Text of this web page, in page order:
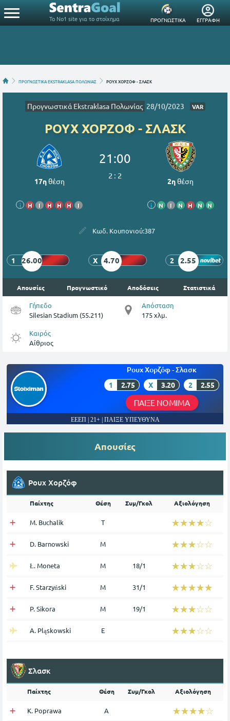
Το Νο1 site για το στοίχημα ΠΡΟΓΝΩΣΤΙΚΑ ΕΓΓΡΑΦΗ
ΠΡΟΓΝΩΣΤΙΚΑ EKSTRAKLASA ΠΟΛΩΝΙΑΣ ΡΟΥΧ ΧΟΡΖΟΦ - ΣΛΑΣΚ
Προγνωστικά Ekstraklasa Πολωνίας 28/10/2023 VAR
ΡΟΥΧ ΧΟΡΖΟΦ - ΣΛΑΣΚ
17ηθέση
i Η Ι Η Η Η Ι
21:00
2 : 2
2ηθέση
i Ν Ι Ν Η Ν Ν
Κωδ. Κουπονιού:387
1 26.00 X 4.70 2 2.55
Απουσίες Προγνωστικό Αποδόσεις Στατιστικά
Γήπεδο
Silesian Stadium (55.211)
Απόσταση
175 χλμ.
Καιρός
Αίθριος
Ρουχ Χορζόφ - Σλασκ
1 2.75 X 3.20 2 2.55
ΠΑΙΞΕ ΝΟΜΙΜΑ
ΕΕΕΠ | 21+ | ΠΑΙΞΕ ΥΠΕΥΘΥΝΑ
Απουσίες
Ρουχ Χορζόφ
Παίχτης Θέση Συμ/Γκολ Αξιολόγηση
M. Buchalik Τ ☆☆☆☆☆
★★★★★
D. Barnowski Μ ☆☆☆☆☆
★★★★★
Ł. Moneta Μ 18/1 ☆☆☆☆☆
★★★★★
F. Starzyński Μ 31/1 ☆☆☆☆☆
★★★★★
P. Sikora Μ 19/1 ☆☆☆☆☆
★★★★★
A. Pląskowski Ε ☆☆☆☆☆
★★★★★
Σλασκ
Παίχτης Θέση Συμ/Γκολ Αξιολόγηση
K. Poprawa Α ☆☆☆☆☆
★★★★★